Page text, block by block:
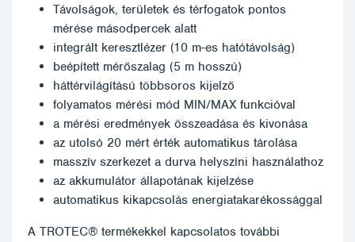
Távolságok, területek és térfogatok pontos
mérése másodpercek alatt
integrált keresztlézer (10 m-es hatótávolság)
beépített mérőszalag (5 m hosszú)
háttérvilágítású többsoros kijelző
folyamatos mérési mód MIN/MAX funkcióval
a mérési eredmények összeadása és kivonása
az utolsó 20 mért érték automatikus tárolása
masszív szerkezet a durva helyszíni használathoz
az akkumulátor állapotának kijelzése
automatikus kikapcsolás energiatakarékossággal
A TROTEC® termékekkel kapcsolatos további